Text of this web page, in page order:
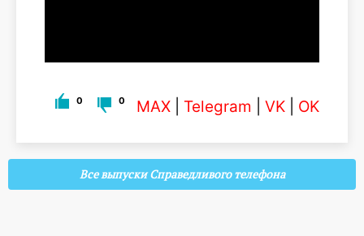
0 0 MAX Telegram VK OK
Все выпуски Справедливого телефона